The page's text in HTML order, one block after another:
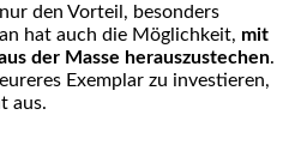
den Vorteil, besonders
hat auch die Möglichkeit, mit
der Masse herauszustechen.
Exemplar zu investieren,
aus.